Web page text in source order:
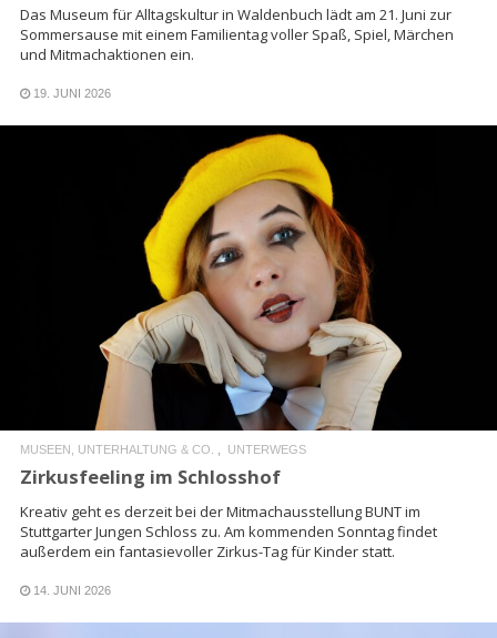
Das Museum für Alltagskultur in Waldenbuch lädt am 21. Juni zur
Sommersause mit einem Familientag voller Spaß, Spiel, Märchen
und Mitmachaktionen ein.
19. JUNI 2026
READ MORE
MUSEEN, UNTERHALTUNG & CO. UNTERWEGS
Zirkusfeeling im Schlosshof
Kreativ geht es derzeit bei der Mitmachausstellung BUNT im
Stuttgarter Jungen Schloss zu. Am kommenden Sonntag findet
außerdem ein fantasievoller Zirkus-Tag für Kinder statt.
14. JUNI 2026